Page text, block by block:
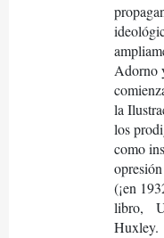
Adorno
la
los
como
(¡en
libro,
Huxley.